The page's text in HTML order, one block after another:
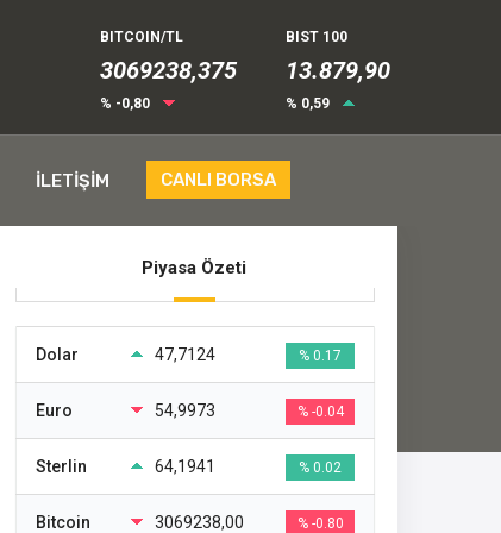
BITCOIN/TL
3069238,375
% -0,80
BIST 100
13.879,90
% 0,59
İLETİŞİM CANLI BORSA
Piyasa Özeti
Dolar 47,7124 % 0.17
Euro 54,9973 % -0.04
Sterlin 64,1941 % 0.02
Bitcoin 3069238,00 % -0.80